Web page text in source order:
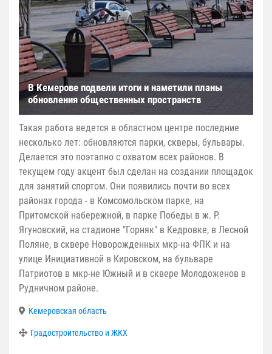
В Кемерове подвели итоги и наметили планы
обновления общественных пространств
Такая работа ведется в областном центре последние
несколько лет: обновляются парки, скверы, бульвары.
Делается это поэтапно с охватом всех районов. В
текущем году акцент был сделан на создании площадок
для занятий спортом. Они появились почти во всех
районах города - в Комсомольском парке, на
Притомской набережной, в парке Победы в ж. Р.
Ягуновский, на стадионе "Горняк" в Кедровке, в Лесной
Поляне, в сквере Новорожденных мкр-на ФПК и на
улице Инициативной в Кировском, на бульваре
Патриотов в мкр-не Южный и в сквере Молодоженов в
Рудничном районе.
Кемеровская область
Градостроительство и ЖКХ